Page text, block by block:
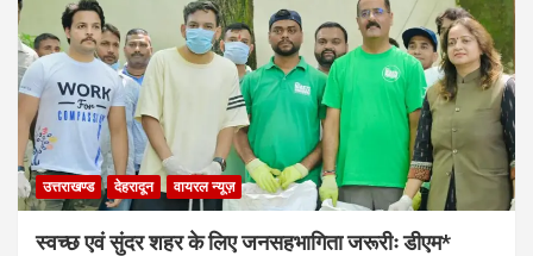
उत्तराखण्ड देहरादून वायरल न्यूज़
स्वच्छ एवं सुंदर शहर के लिए जनसहभागिता जरूरीः डीएम*